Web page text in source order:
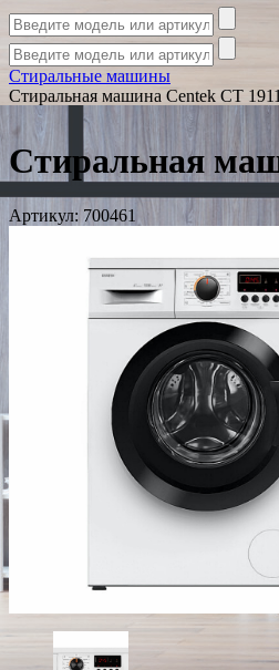
Стиральные машины
Стиральная машина Centek CT 1911
Стиральная
Артикул: 700461